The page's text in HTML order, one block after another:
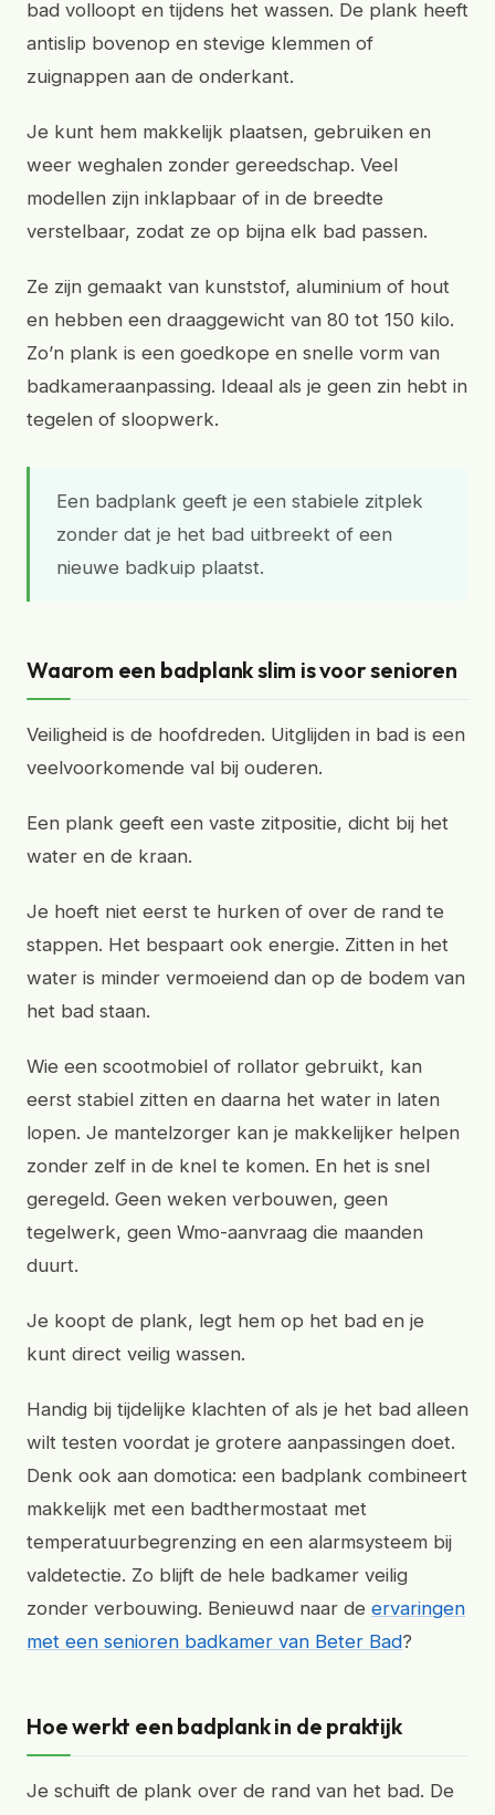
bad volloopt en tijdens het wassen. De plank heeft
antislip bovenop en stevige klemmen of
zuignappen aan de onderkant.
Je kunt hem makkelijk plaatsen, gebruiken en
weer weghalen zonder gereedschap. Veel
modellen zijn inklapbaar of in de breedte
verstelbaar, zodat ze op bijna elk bad passen.
Ze zijn gemaakt van kunststof, aluminium of hout
en hebben een draaggewicht van 80 tot 150 kilo.
Zo’n plank is een goedkope en snelle vorm van
badkameraanpassing. Ideaal als je geen zin hebt in
tegelen of sloopwerk.
Een badplank geeft je een stabiele zitplek
zonder dat je het bad uitbreekt of een
nieuwe badkuip plaatst.
Waarom een badplank slim is voor senioren
Veiligheid is de hoofdreden. Uitglijden in bad is een
veelvoorkomende val bij ouderen.
Een plank geeft een vaste zitpositie, dicht bij het
water en de kraan.
Je hoeft niet eerst te hurken of over de rand te
stappen. Het bespaart ook energie. Zitten in het
water is minder vermoeiend dan op de bodem van
het bad staan.
Wie een scootmobiel of rollator gebruikt, kan
eerst stabiel zitten en daarna het water in laten
lopen. Je mantelzorger kan je makkelijker helpen
zonder zelf in de knel te komen. En het is snel
geregeld. Geen weken verbouwen, geen
tegelwerk, geen Wmo-aanvraag die maanden
duurt.
Je koopt de plank, legt hem op het bad en je
kunt direct veilig wassen.
Handig bij tijdelijke klachten of als je het bad alleen
wilt testen voordat je grotere aanpassingen doet.
Denk ook aan domotica: een badplank combineert
makkelijk met een badthermostaat met
temperatuurbegrenzing en een alarmsysteem bij
valdetectie. Zo blijft de hele badkamer veilig
zonder verbouwing. Benieuwd naar de ervaringen
met een senioren badkamer van Beter Bad?
Hoe werkt een badplank in de praktijk
Je schuift de plank over de rand van het bad. De